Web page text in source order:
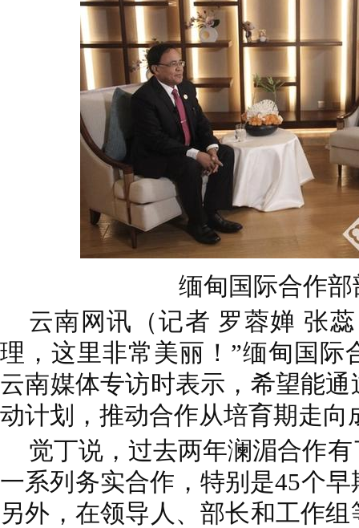
缅甸国际合作
云南网讯（记者 罗蓉婵 张蕊
理，这里非常美丽！”缅甸国际
云南媒体专访时表示，希望能
动计划，推动合作从培育期走向
觉丁说，过去两年澜湄合作
一系列务实合作，特别是45个
另外，在领导人、部长和工作